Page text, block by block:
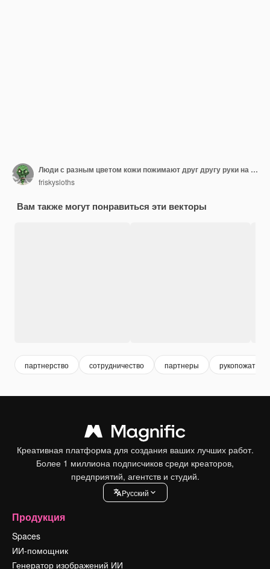
Люди с разным цветом кожи пожимают друг другу руки на белом фоне Единство в разнообразии без расизма Ico
friskysloths
Вам также могут понравиться эти векторы
партнерство сотрудничество партнеры рукопожатие
Креативная платформа для создания ваших лучших работ.
Более 1 миллиона подписчиков среди креаторов,
предприятий, агентств и студий.
Pусский
Продукция
Spaces
ИИ-помощник
Генератор изображений ИИ